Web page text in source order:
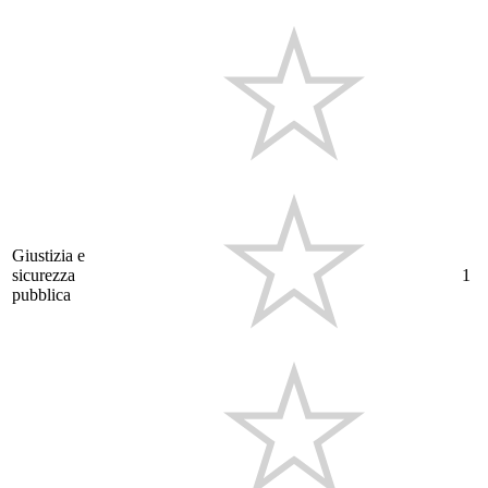
Giustizia e
sicurezza
pubblica
1